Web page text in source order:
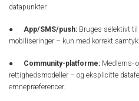
datapunkter.
● App/SMS/push: Bruges selektivt
mobiliseringer – kun med korrekt
● Community-platforme: Medlems-
rettighedsmodeller – og eksplicitte
emnepræferencer.